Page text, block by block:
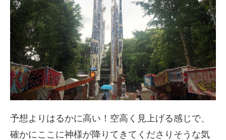
予想よりはるかに高い！空高く見上げる感じで、
確かにここに神様が降りてきてくださりそうな気